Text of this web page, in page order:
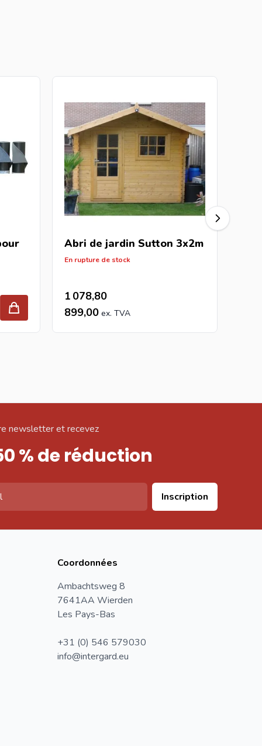
Abri de jardin Sutton 3x2m
En rupture de stock
1 078,80
899,00
newsletter et recevez
% de réduction
Inscription
Coordonnées
Ambachtsweg 8
7641AA Wierden
Les Pays-Bas
+31 (0) 546 579030
info@intergard.eu